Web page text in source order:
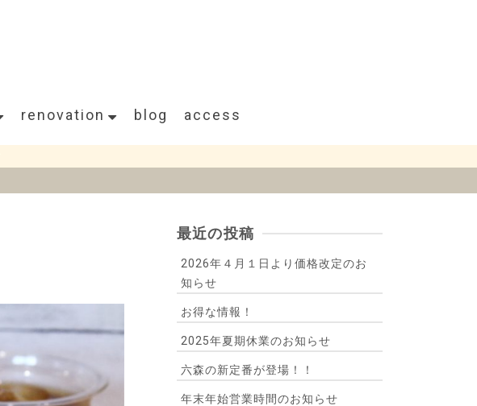
renovation blog access
最近の投稿
2026年４月１日より価格改定のお
知らせ
お得な情報！
2025年夏期休業のお知らせ
六森の新定番が登場！！
年末年始営業時間のお知らせ